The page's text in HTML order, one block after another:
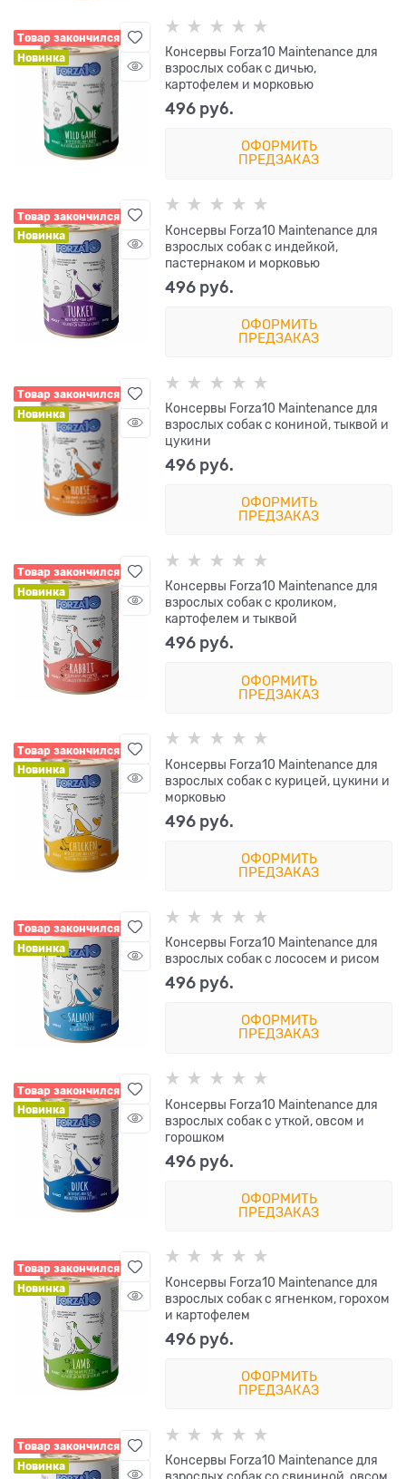
Товар закончился
Новинка
Консервы Forza10 Maintenance для
взрослых собак с дичью,
картофелем и морковью
496 руб.
ОФОРМИТЬ
ПРЕДЗАКАЗ
Товар закончился
Новинка
Консервы Forza10 Maintenance для
взрослых собак с индейкой,
пастернаком и морковью
496 руб.
ОФОРМИТЬ
ПРЕДЗАКАЗ
Товар закончился
Новинка
Консервы Forza10 Maintenance для
взрослых собак с кониной, тыквой и
цукини
496 руб.
ОФОРМИТЬ
ПРЕДЗАКАЗ
Товар закончился
Новинка
Консервы Forza10 Maintenance для
взрослых собак с кроликом,
картофелем и тыквой
496 руб.
ОФОРМИТЬ
ПРЕДЗАКАЗ
Товар закончился
Новинка
Консервы Forza10 Maintenance для
взрослых собак с курицей, цукини и
морковью
496 руб.
ОФОРМИТЬ
ПРЕДЗАКАЗ
Товар закончился
Новинка
Консервы Forza10 Maintenance для
взрослых собак с лососем и рисом
496 руб.
ОФОРМИТЬ
ПРЕДЗАКАЗ
Товар закончился
Новинка
Консервы Forza10 Maintenance для
взрослых собак с уткой, овсом и
горошком
496 руб.
ОФОРМИТЬ
ПРЕДЗАКАЗ
Товар закончился
Новинка
Консервы Forza10 Maintenance для
взрослых собак с ягненком, горохом
и картофелем
496 руб.
ОФОРМИТЬ
ПРЕДЗАКАЗ
Товар закончился
Новинка
Консервы Forza10 Maintenance для